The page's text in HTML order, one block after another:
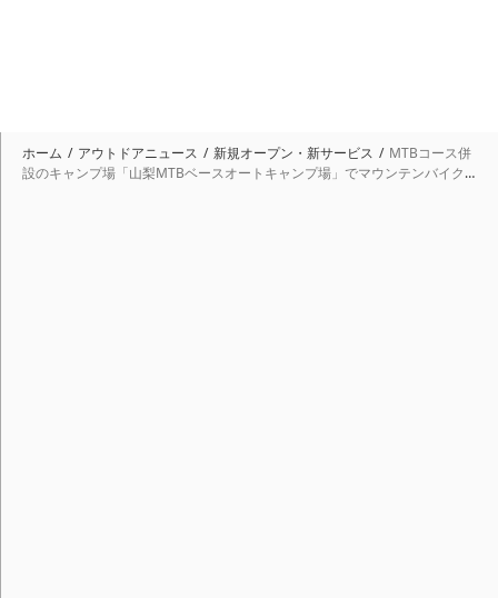
ホーム アウトドアニュース 新規オープン・新サービス
MTBコース併
設のキャンプ場「山梨MTBベースオートキャンプ場」でマウンテンバイク